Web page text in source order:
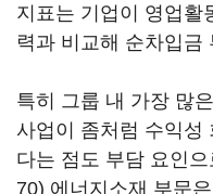
지표는 기업이 영업활
력과 비교해 순차입금
특히 그룹 내 가장 많
사업이 좀처럼 수익성
다는 점도 부담 요인
70) 에너지소재 부문